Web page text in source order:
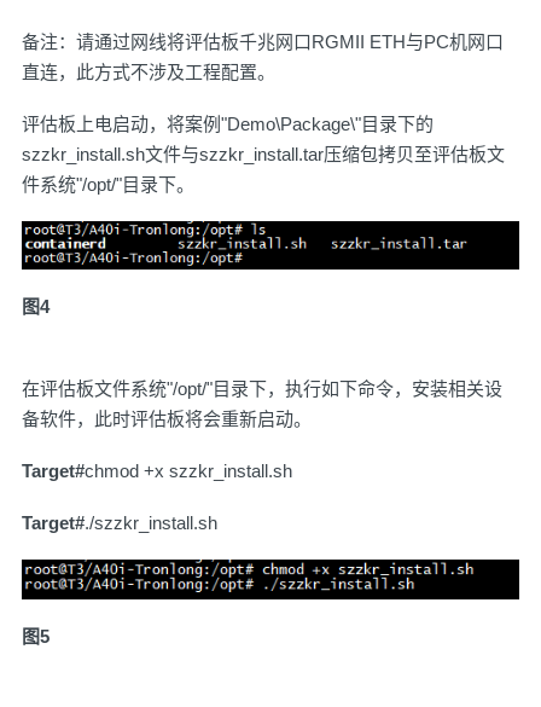
备注：请通过网线将评估板千兆网口RGMII ETH与PC机网口
直连，此方式不涉及工程配置。
评估板上电启动，将案例"Demo\Package\"目录下的
szzkr_install.sh文件与szzkr_install.tar压缩包拷贝至评估板文
件系统"/opt/"目录下。
图4
在评估板文件系统"/opt/"目录下，执行如下命令，安装相关设
备软件，此时评估板将会重新启动。
Target#chmod +x szzkr_install.sh
Target#./szzkr_install.sh
图5